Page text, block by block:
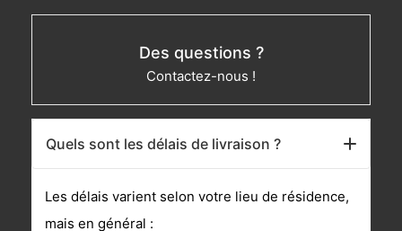
Des questions ?
Contactez-nous !
Quels sont les délais de livraison ?
Les délais varient selon votre lieu de résidence,
mais en général :